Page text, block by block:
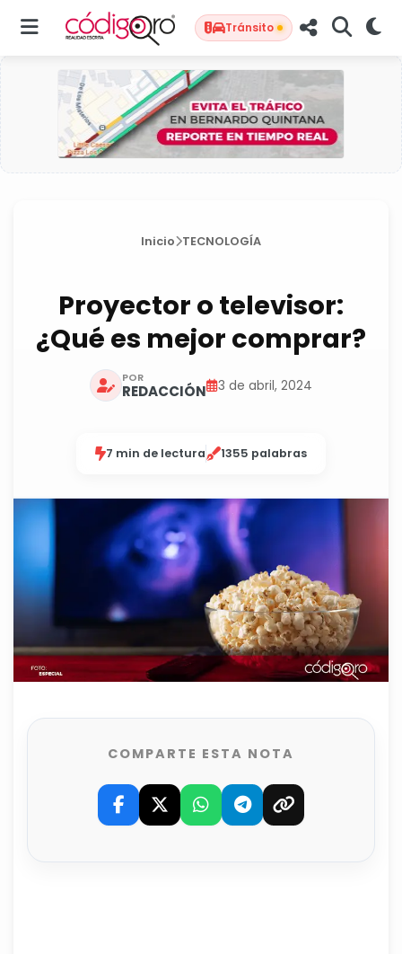
Tránsito
Inicio TECNOLOGÍA
Proyector o televisor:
¿Qué es mejor comprar?
POR
REDACCIÓN 3 de abril, 2024
7 min de lectura 1355 palabras
COMPARTE ESTA NOTA